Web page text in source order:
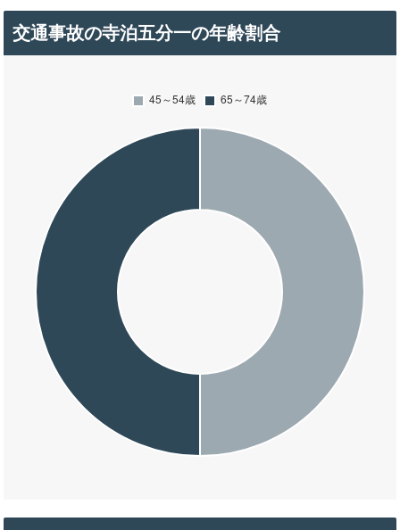
交通事故の寺泊五分一の年齢割合